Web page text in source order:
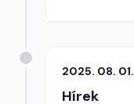
2025. 08. 01.
Hírek